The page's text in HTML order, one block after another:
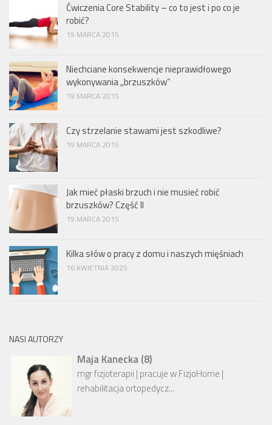
Ćwiczenia Core Stability – co to jest i po co je
robić?
19 MARCA 2015
Niechciane konsekwencje nieprawidłowego
wykonywania ,,brzuszków”
19 MARCA 2015
Czy strzelanie stawami jest szkodliwe?
19 MARCA 2015
Jak mieć płaski brzuch i nie musieć robić
brzuszków? Część II
19 MARCA 2015
Kilka słów o pracy z domu i naszych mięśniach
16 KWIETNIA 2025
NASI AUTORZY
Maja Kanecka (8)
mgr fizjoterapii | pracuje w FizjoHome |
rehabilitacja ortopedycz...